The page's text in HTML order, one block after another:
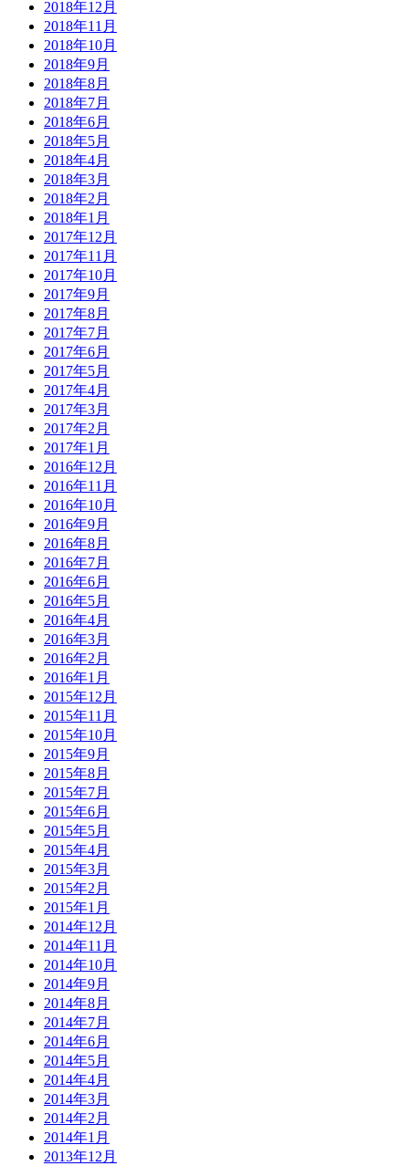
2018年12月
2018年11月
2018年10月
2018年9月
2018年8月
2018年7月
2018年6月
2018年5月
2018年4月
2018年3月
2018年2月
2018年1月
2017年12月
2017年11月
2017年10月
2017年9月
2017年8月
2017年7月
2017年6月
2017年5月
2017年4月
2017年3月
2017年2月
2017年1月
2016年12月
2016年11月
2016年10月
2016年9月
2016年8月
2016年7月
2016年6月
2016年5月
2016年4月
2016年3月
2016年2月
2016年1月
2015年12月
2015年11月
2015年10月
2015年9月
2015年8月
2015年7月
2015年6月
2015年5月
2015年4月
2015年3月
2015年2月
2015年1月
2014年12月
2014年11月
2014年10月
2014年9月
2014年8月
2014年7月
2014年6月
2014年5月
2014年4月
2014年3月
2014年2月
2014年1月
2013年12月